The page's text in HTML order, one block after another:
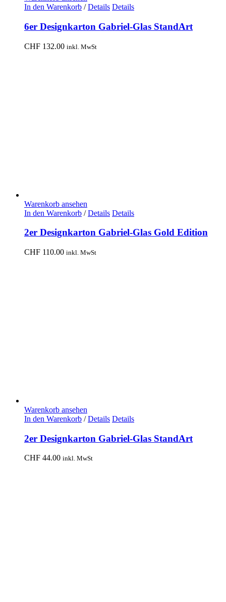
In den Warenkorb / Details Details
6er Designkarton Gabriel-Glas StandArt
CHF 132.00 inkl. MwSt
Warenkorb ansehen
In den Warenkorb / Details Details
2er Designkarton Gabriel-Glas Gold Edition
CHF 110.00 inkl. MwSt
Warenkorb ansehen
In den Warenkorb / Details Details
2er Designkarton Gabriel-Glas StandArt
CHF 44.00 inkl. MwSt